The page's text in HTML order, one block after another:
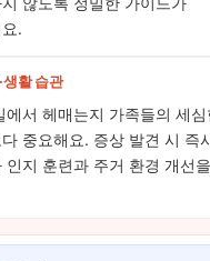
.
생활 습관
에서 헤매는지 가족들의 세심
중요해요. 증상 발견 시 즉
인지 훈련과 주거 환경 개선을